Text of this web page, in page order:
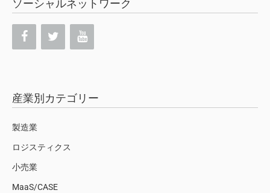
ソーシャルネットワーク
産業別カテゴリー
製造業
ロジスティクス
小売業
MaaS/CASE